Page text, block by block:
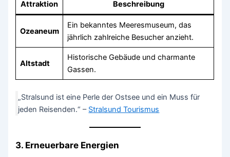
Attraktion Beschreibung
Ozeaneum
Ein bekanntes Meeresmuseum, das
jährlich zahlreiche Besucher anzieht.
Altstadt
Historische Gebäude und charmante
Gassen.
„Stralsund ist eine Perle der Ostsee und ein Muss für
jeden Reisenden.“ – Stralsund Tourismus
3. Erneuerbare Energien